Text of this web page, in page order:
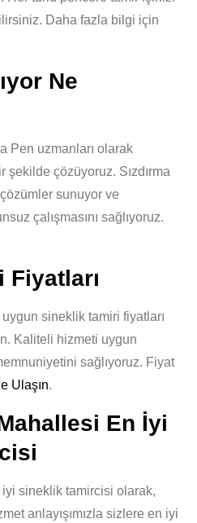
Daha fazla bilgi için
Ne
Pen uzmanları olarak
şekilde çözüyoruz. Sızdırma
sunuyor ve
çalışmasını sağlıyoruz.
sineklik tamiri fiyatları
Kaliteli hizmeti uygun
sağlıyoruz. Fiyat
Ulaşın.
En İyi
sineklik tamircisi olarak,
anlayışımızla sizlere en iyi